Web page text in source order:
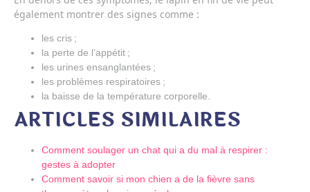
également montrer des signes comme :
les cris ;
la perte de l’appétit ;
les urines ensanglantées ;
les problèmes respiratoires ;
la baisse de la température corporelle.
ARTICLES SIMILAIRES
Comment soulager un chat qui a du mal à respirer :
gestes à adopter
Comment savoir si mon chien a de la fièvre sans